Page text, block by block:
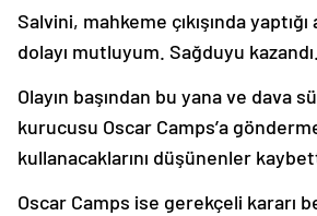
Salvini, mahkeme çıkışında
dolayı mutluyum. Sağduyu
Olayın başından bu yana ve dava
kurucusu Oscar Camps’a
kullanacaklarını düşünenler
Oscar Camps ise gerekçeli kararı